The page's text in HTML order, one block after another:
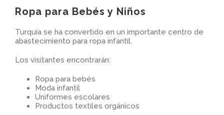
Ropa para Bebés y Niños
Turquía se ha convertido en un importante centro de
abastecimiento para ropa infantil.
Los visitantes encontrarán:
Ropa para bebés
Moda infantil
Uniformes escolares
Productos textiles orgánicos